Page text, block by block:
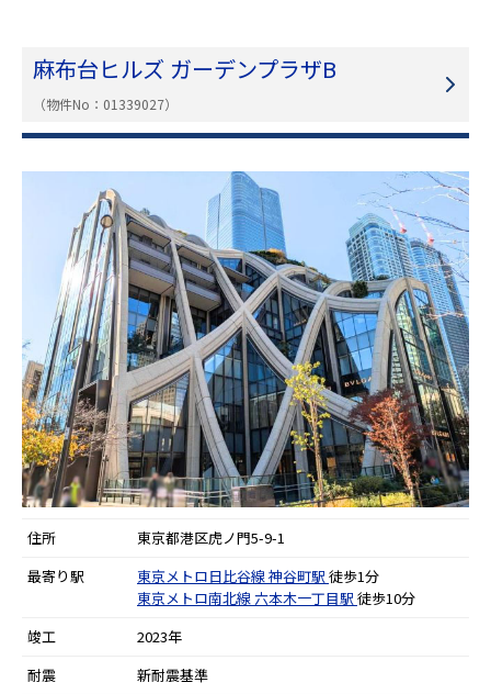
麻布台ヒルズ ガーデンプラザB
（物件No：01339027）
住所
東京都港区虎ノ門5-9-1
最寄り駅
東京メトロ日比谷線神谷町駅 徒歩1分
東京メトロ南北線六本木一丁目駅 徒歩10分
竣工
2023年
耐震
新耐震基準